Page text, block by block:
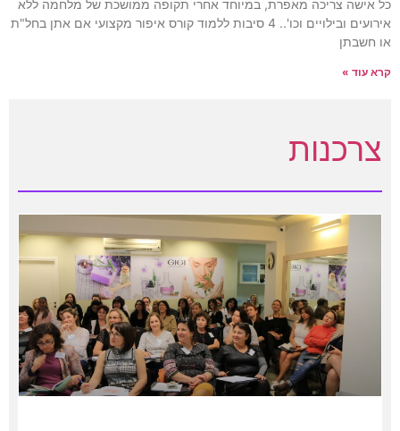
כל אישה צריכה מאפרת, במיוחד אחרי תקופה ממושכת של מלחמה ללא
אירועים ובילויים וכו'.. 4 סיבות ללמוד קורס איפור מקצועי אם אתן בחל"ת
או חשבתן
קרא עוד »
צרכנות